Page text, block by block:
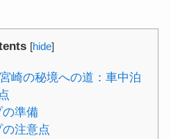
[hide]
崎の秘境への道：車中泊
準備
注意点